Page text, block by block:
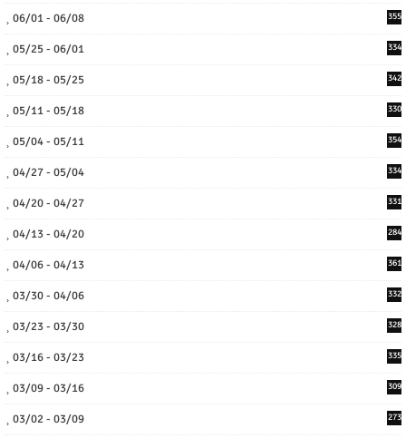
06/01 - 06/08 355
05/25 - 06/01 334
05/18 - 05/25 342
05/11 - 05/18 330
05/04 - 05/11 354
04/27 - 05/04 334
04/20 - 04/27 331
04/13 - 04/20 284
04/06 - 04/13 361
03/30 - 04/06 332
03/23 - 03/30 328
03/16 - 03/23 335
03/09 - 03/16 309
03/02 - 03/09 273